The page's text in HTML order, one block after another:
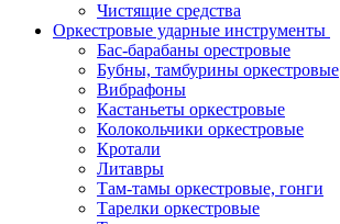
Чистящие средства
Оркестровые ударные инструменты
Бас-барабаны орестровые
Бубны, тамбурины оркестровые
Вибрафоны
Кастаньеты оркестровые
Колокольчики оркестровые
Кротали
Литавры
Там-тамы оркестровые, гонги
Тарелки оркестровые